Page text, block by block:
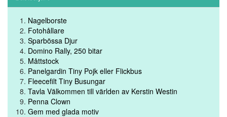
Nagelborste
Fotohållare
Sparbössa Djur
Domino Rally, 250 bitar
Måttstock
Panelgardin Tiny Pojk eller Flickbus
Fleecefilt Tiny Busungar
Tavla Välkommen till världen av Kerstin Westin
Penna Clown
Gem med glada motiv